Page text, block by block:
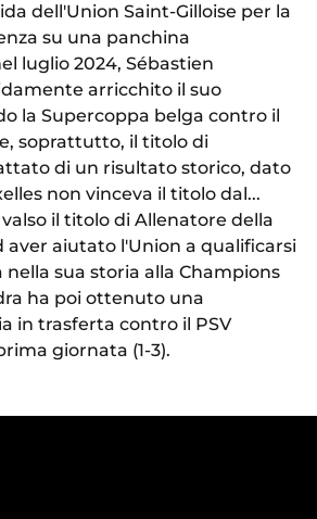
dell'Union Saint-Gilloise per la
su una panchina
luglio 2024, Sébastien
arricchito il suo
la Supercoppa belga contro il
e, soprattutto, il titolo di
di un risultato storico, dato
non vinceva il titolo dal...
valso il titolo di Allenatore della
aver aiutato l'Union a qualificarsi
sua storia alla Champions
ha poi ottenuto una
in trasferta contro il PSV
giornata (1-3).